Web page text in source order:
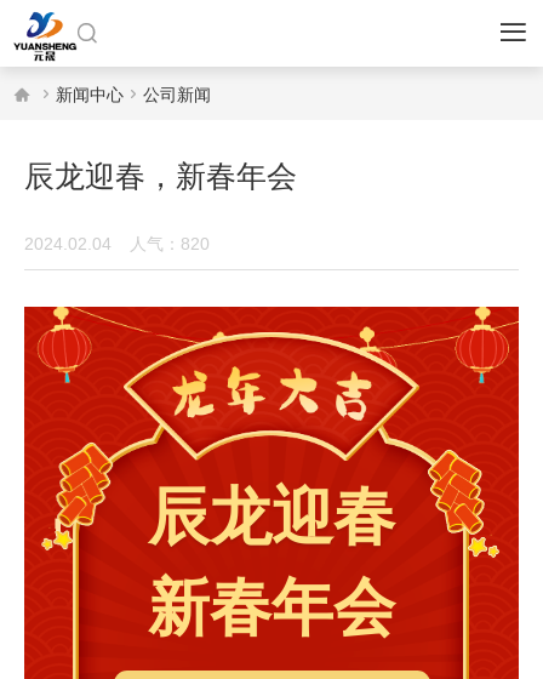
 
  新闻中心  公司新闻
辰龙迎春，新春年会
2024.02.04 人气：820
辰龙迎春
新春年会